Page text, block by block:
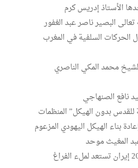
الأستاذ إدريس كرم
البصير ناصر عبد الغفور
الحركات السلفية في المغرب
محمد المكي الناصري
نافع الصنهاجي
للقدس بدون الهيكل” المنظمات
بناء الهيكل اليهودي المزعوم
المغيث موحد
استعدادا للانسحاب الأميركي أواخر 2014 إيران تستعد لملء الفراغ